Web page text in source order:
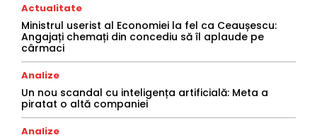
Actualitate
Ministrul userist al Economiei la fel ca Ceaușescu:
Angajați chemați din concediu să îl aplaude pe
cârmaci
Analize
Un nou scandal cu inteligența artificială: Meta a
piratat o altă companiei
Analize